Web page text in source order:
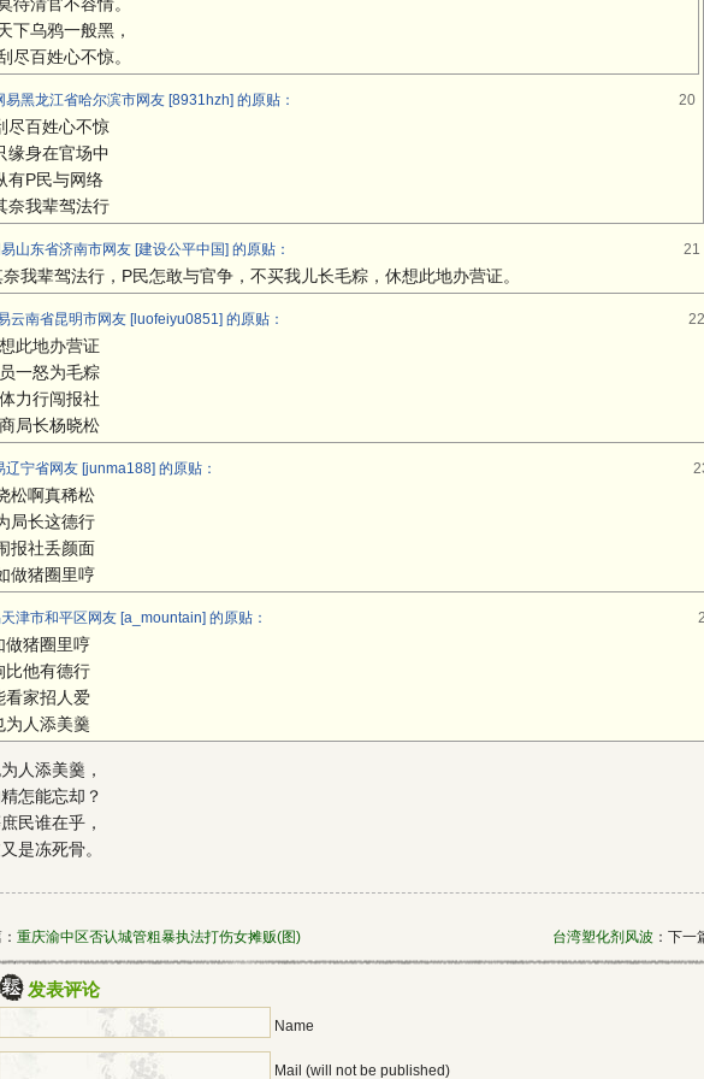
下乌鸦一般黑，
尽百姓心不惊。
易黑龙江省哈尔滨市网友 [8931hzh] 的原贴： 20
尽百姓心不惊
缘身在官场中
有P民与网络
奈我辈驾法行
易山东省济南市网友 [建设公平中国] 的原贴： 21
奈我辈驾法行，P民怎敢与官争，不买我儿长毛粽，休想此地办营证。
云南省昆明市网友 [luofeiyu0851] 的原贴： 22
此地办营证
一怒为毛粽
力行闯报社
局长杨晓松
辽宁省网友 [junma188] 的原贴：
松啊真稀松
局长这德行
报社丢颜面
做猪圈里哼
天津市和平区网友 [a_mountain] 的原贴：
做猪圈里哼
比他有德行
看家招人爱
为人添美羹
人添美羹，
怎能忘却？
民谁在乎，
是冻死骨。
重庆渝中区否认城管粗暴执法打伤女摊贩(图) 台湾塑化剂风波 ：下一
发表评论
Name
Mail (will not be published)